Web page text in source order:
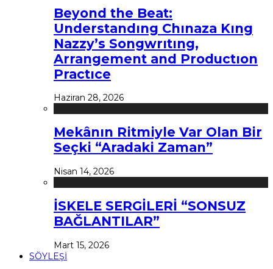
Beyond the Beat:
Understandıng Chınaza Kıng
Nazzy’s Songwrıtıng,
Arrangement and Productıon
Practıce
Haziran 28, 2026
Mekânın Ritmiyle Var Olan Bir
Seçki “Aradaki Zaman”
Nisan 14, 2026
İSKELE SERGİLERİ “SONSUZ
BAĞLANTILAR”
Mart 15, 2026
SÖYLEŞİ